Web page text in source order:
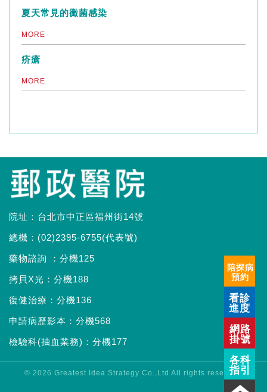
夏天常見的黴菌感染
MORE
疥瘡
MORE
陪探病
預約
看診
進度
網路
掛號
各科
指引
院址：台北市中正區福州街14號
總機：(02)2395-6755(代表號)
藥物諮詢 ：分機125
拷貝X光：分機188
復健治療：分機136
申請病歷影本：分機568
檢驗科(抽血業務)：分機177
© 2026 Greatest Idea Strategy Co.,Ltd All rights reserved.